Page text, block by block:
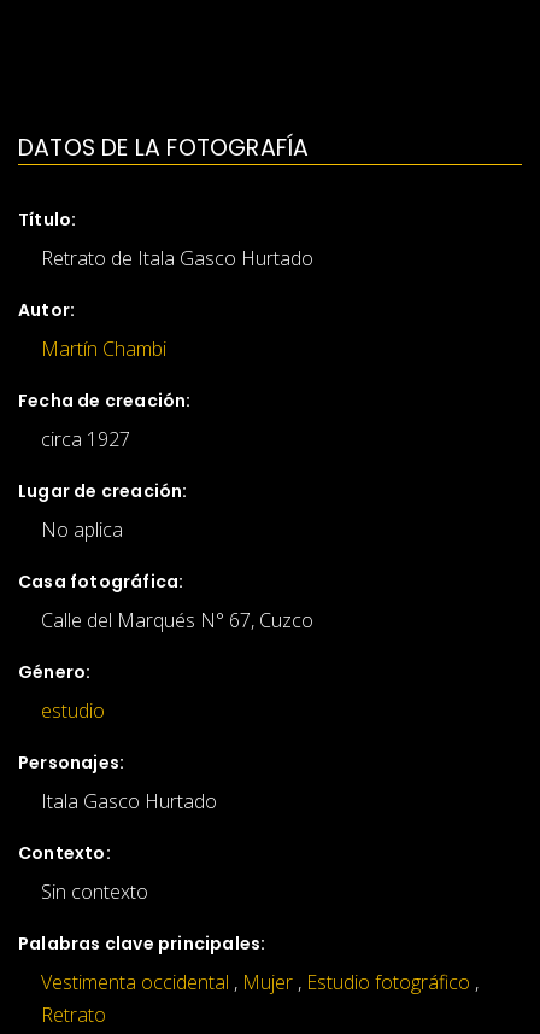
DATOS DE LA FOTOGRAFÍA
Título:
Retrato de Itala Gasco Hurtado
Autor:
Martín Chambi
Fecha de creación:
circa 1927
Lugar de creación:
No aplica
Casa fotográfica:
Calle del Marqués N° 67, Cuzco
Género:
estudio
Personajes:
Itala Gasco Hurtado
Contexto:
Sin contexto
Palabras clave principales:
Vestimenta occidental , Mujer , Estudio fotográfico ,
Retrato